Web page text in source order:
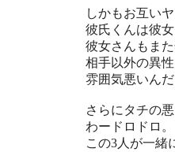
しかもお互い
彼氏くんは彼
彼女さんもまた
相手以外の異
雰囲気悪いんだ
さらにタチの
わードロドロ。
この3人が一緒